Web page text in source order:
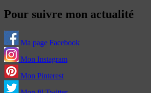
Pour suivre mon actualité
Ma page Facebook
Mon Instagram
Mon Pinterest